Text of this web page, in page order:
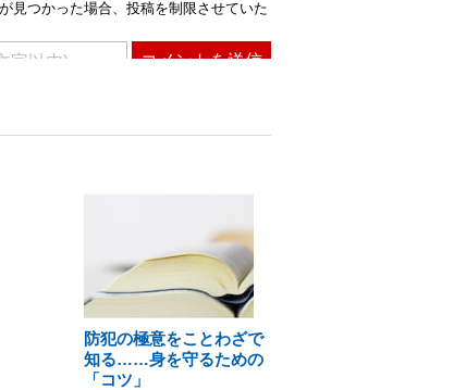
防犯の極意をことわざで
知る……身を守るための
「コツ」